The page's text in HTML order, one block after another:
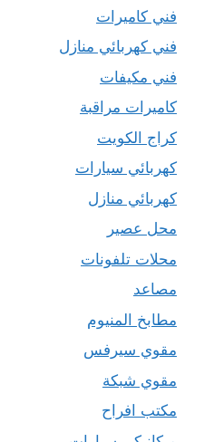
فني كاميرات
فني كهربائي منازل
فني مكيفات
كاميرات مراقبة
كراج الكويت
كهربائي سيارات
كهربائي منازل
محل عصير
محلات تلفونات
مصاعد
مطابخ المنيوم
مقوي سيرفس
مقوي شبكة
مكتب افراح